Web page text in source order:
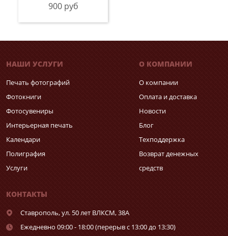
900 руб
НАШИ УСЛУГИ
Печать фотографий
Фотокниги
Фотосувениры
Интерьерная печать
Календари
Полиграфия
Услуги
О КОМПАНИИ
О компании
Оплата и доставка
Новости
Блог
Техподдержка
Возврат денежных
средств
КОНТАКТЫ
Ставрополь,ул. 50 лет ВЛКСМ, 38А
Ежедневно 09:00 - 18:00 (перерыв с 13:00 до 13:30)